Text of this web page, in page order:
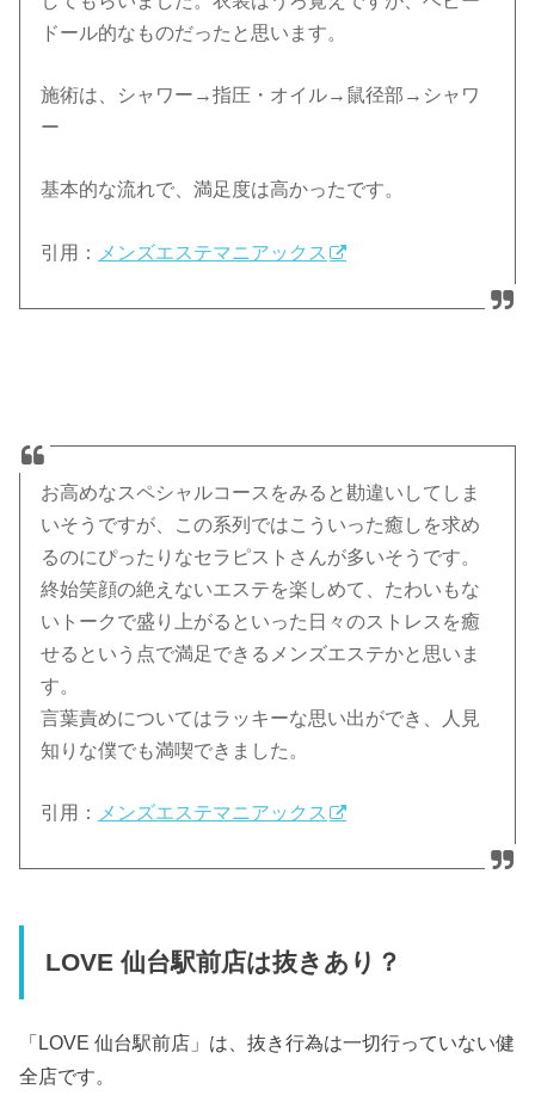
ドール的なものだったと思います。
施術は、シャワー→指圧・オイル→鼠径部→シャワ
ー
基本的な流れで、満足度は高かったです。
引用： メンズエステマニアックス
お高めなスペシャルコースをみると勘違いしてしま
いそうですが、この系列ではこういった癒しを求め
るのにぴったりなセラピストさんが多いそうです。
終始笑顔の絶えないエステを楽しめて、たわいもな
いトークで盛り上がるといった日々のストレスを癒
せるという点で満足できるメンズエステかと思いま
す。
言葉責めについてはラッキーな思い出ができ、人見
知りな僕でも満喫できました。
引用： メンズエステマニアックス
LOVE 仙台駅前店は抜きあり？
「LOVE 仙台駅前店」は、抜き行為は一切行っていない健
全店です。